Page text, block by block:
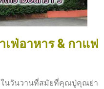
ฟ่อาหาร & กาแฟ
นวันวานที่สมัยที่คุณปู่คุณย่า